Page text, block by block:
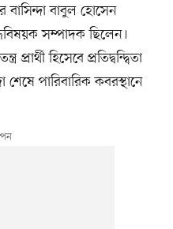
বাসিন্দা বাবুল হোসেন
সম্পাদক ছিলেন।
হিসেবে প্রতিদ্বন্দ্বিতা
পারিবারিক কবরস্থানে